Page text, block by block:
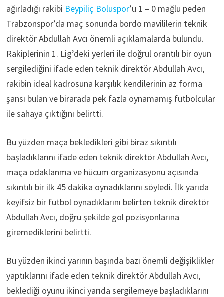
ağırladığı rakibi Beypiliç Boluspor’u 1 – 0 mağlu peden
Trabzonspor’da maç sonunda bordo mavililerin teknik
direktör Abdullah Avcı önemli açıklamalarda bulundu.
Rakiplerinin 1. Lig’deki yerleri ile doğrul orantılı bir oyun
sergilediğini ifade eden teknik direktör Abdullah Avcı,
rakibin ideal kadrosuna karşılık kendilerinin az forma
şansı bulan ve birarada pek fazla oynamamış futbolcular
ile sahaya çıktığını belirtti.
Bu yüzden maça bekledikleri gibi biraz sıkıntılı
başladıklarını ifade eden teknik direktör Abdullah Avcı,
maça odaklanma ve hücum organizasyonu açısında
sıkıntılı bir ilk 45 dakika oynadıklarını söyledi. İlk yarıda
keyifsiz bir futbol oynadıklarını belirten teknik direktör
Abdullah Avcı, doğru şekilde gol pozisyonlarına
giremediklerini belirtti.
Bu yüzden ikinci yarının başında bazı önemli değişiklikler
yaptıklarını ifade eden teknik direktör Abdullah Avcı,
beklediği oyunu ikinci yarıda sergilemeye başladıklarını